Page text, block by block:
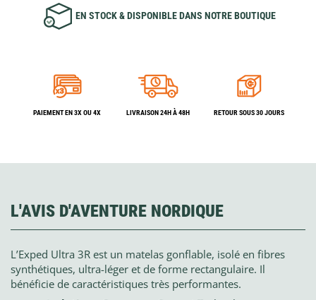
EN STOCK & DISPONIBLE DANS NOTRE BOUTIQUE
PAIEMENT EN 3X OU 4X LIVRAISON 24H À 48H RETOUR SOUS 30 JOURS
L'AVIS D'AVENTURE NORDIQUE
L’Exped Ultra 3R est un matelas gonflable, isolé en fibres
synthétiques, ultra-léger et de forme rectangulaire. Il
bénéficie de caractéristiques très performantes.